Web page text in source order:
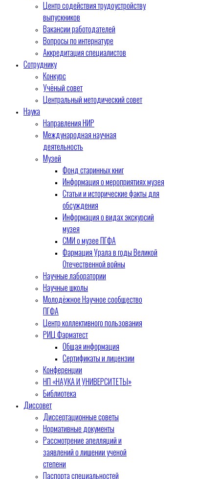
Центр содействия трудоустройству
выпускников
Вакансии работодателей
Вопросы по интернатуре
Аккредитация специалистов
Сотруднику
Конкурс
Учёный совет
Центральный методический совет
Наука
Направления НИР
Международная научная
деятельность
Музей
Фонд старинных книг
Информация о мероприятиях музея
Статьи и исторические факты для
обсуждения
Информация о видах экскурсий
музея
СМИ о музее ПГФА
Фармация Урала в годы Великой
Отечественной войны
Научные лаборатории
Научные школы
Молодёжное Научное сообщество
ПГФА
Центр коллективного пользования
РИЦ Фарматест
Общая информация
Сертификаты и лицензии
Конференции
НП «НАУКА И УНИВЕРСИТЕТЫ»
Библиотека
Диссовет
Диссертационные советы
Нормативные документы
Рассмотрение апелляций и
заявлений о лишении ученой
степени
Паспорта специальностей